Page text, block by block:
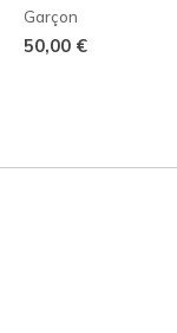
Garçon
50,00 €